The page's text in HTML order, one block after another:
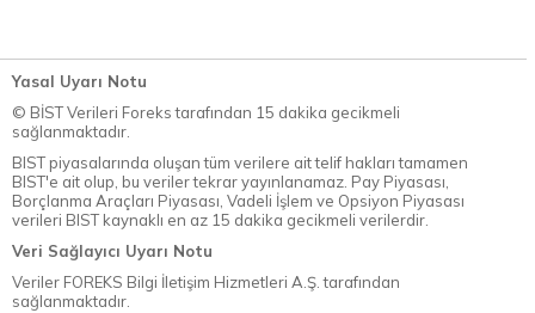
Yasal Uyarı Notu
© BİST Verileri Foreks tarafından 15 dakika gecikmeli
sağlanmaktadır.
BIST piyasalarında oluşan tüm verilere ait telif hakları tamamen
BIST'e ait olup, bu veriler tekrar yayınlanamaz. Pay Piyasası,
Borçlanma Araçları Piyasası, Vadeli İşlem ve Opsiyon Piyasası
verileri BIST kaynaklı en az 15 dakika gecikmeli verilerdir.
Veri Sağlayıcı Uyarı Notu
Veriler FOREKS Bilgi İletişim Hizmetleri A.Ş. tarafından
sağlanmaktadır.